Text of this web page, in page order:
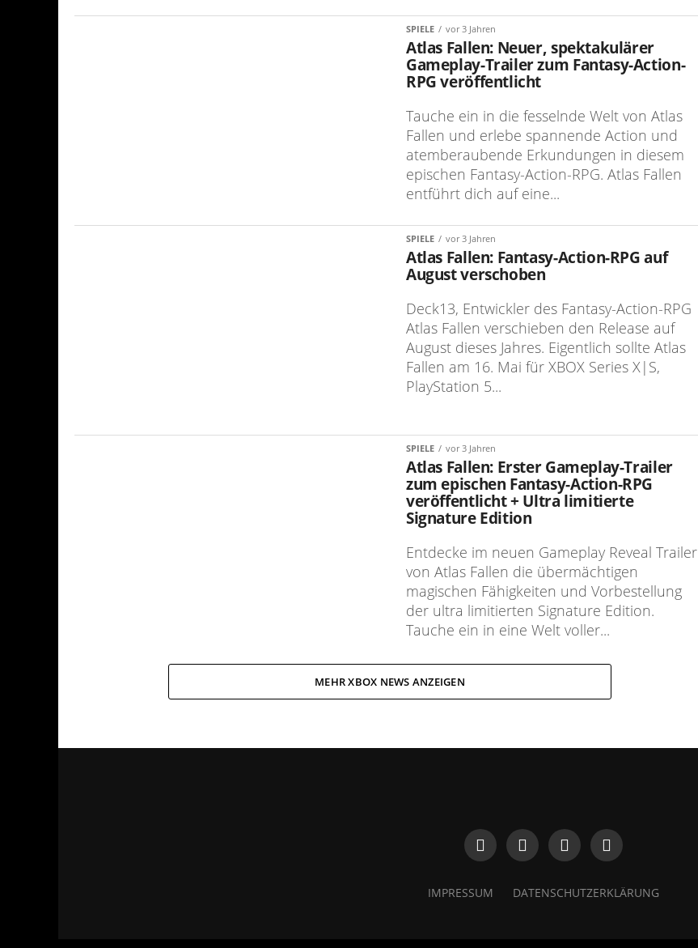
SPIELE vor 3 Jahren
Atlas Fallen: Neuer, spektakulärer
Gameplay-Trailer zum Fantasy-Action-
RPG veröffentlicht
Tauche ein in die fesselnde Welt von Atlas
Fallen und erlebe spannende Action und
atemberaubende Erkundungen in diesem
epischen Fantasy-Action-RPG. Atlas Fallen
entführt dich auf eine...
SPIELE vor 3 Jahren
Atlas Fallen: Fantasy-Action-RPG auf
August verschoben
Deck13, Entwickler des Fantasy-Action-RPG
Atlas Fallen verschieben den Release auf
August dieses Jahres. Eigentlich sollte Atlas
Fallen am 16. Mai für XBOX Series X|S,
PlayStation 5...
SPIELE vor 3 Jahren
Atlas Fallen: Erster Gameplay-Trailer
zum epischen Fantasy-Action-RPG
veröffentlicht + Ultra limitierte
Signature Edition
Entdecke im neuen Gameplay Reveal Trailer
von Atlas Fallen die übermächtigen
magischen Fähigkeiten und Vorbestellung
der ultra limitierten Signature Edition.
Tauche ein in eine Welt voller...
MEHR XBOX NEWS ANZEIGEN
IMPRESSUM DATENSCHUTZERKLÄRUNG